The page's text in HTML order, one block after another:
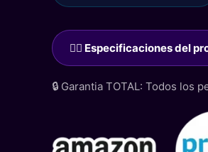
🙋‍♂️ Especificaciones del
🔒 Garantia TOTAL: Todos los